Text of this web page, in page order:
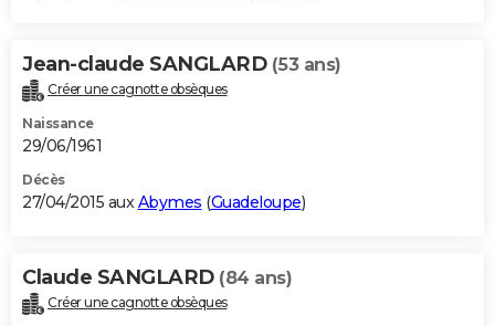
Jean-claude SANGLARD (53 ans)
Créer une cagnotte obsèques
Naissance
29/06/1961
Décès
27/04/2015 auxAbymes (Guadeloupe)
Claude SANGLARD (84 ans)
Créer une cagnotte obsèques